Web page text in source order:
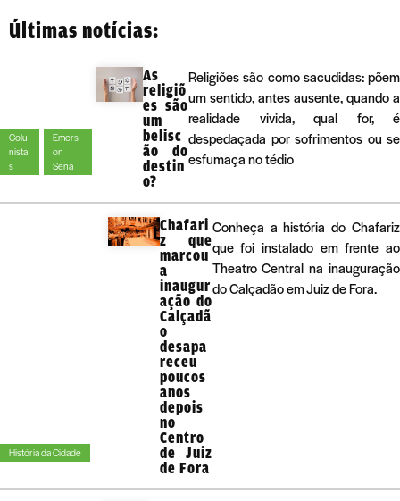
Últimas notícias:
Colu
nista
s
Emers
on
Sena
As
religiõ
es são
um
belisc
ão do
destin
o?
Religiões são como sacudidas: põem
um sentido, antes ausente, quando a
realidade vivida, qual for, é
despedaçada por sofrimentos ou se
esfumaça no tédio
História da Cidade
Chafari
z que
marcou
a
inaugur
ação do
Calçadã
o
desapa
receu
poucos
anos
depois
no
Centro
de Juiz
de Fora
Conheça a história do Chafariz
que foi instalado em frente ao
Theatro Central na inauguração
do Calçadão em Juiz de Fora.